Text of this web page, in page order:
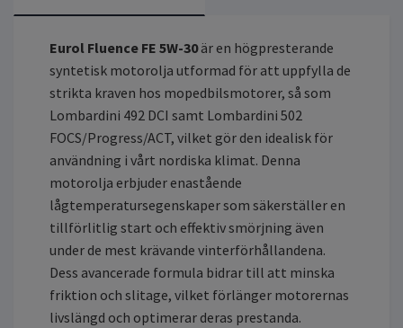
Eurol Fluence FE 5W-30är en högpresterande
syntetisk motorolja utformad för att uppfylla de
strikta kraven hos mopedbilsmotorer, så som
Lombardini 492 DCI samt Lombardini 502
FOCS/Progress/ACT, vilket gör den idealisk för
användning i vårt nordiska klimat. Denna
motorolja erbjuder enastående
lågtemperatursegenskaper som säkerställer en
tillförlitlig start och effektiv smörjning även
under de mest krävande vinterförhållandena.
Dess avancerade formula bidrar till att minska
friktion och slitage, vilket förlänger motorernas
livslängd och optimerar deras prestanda.